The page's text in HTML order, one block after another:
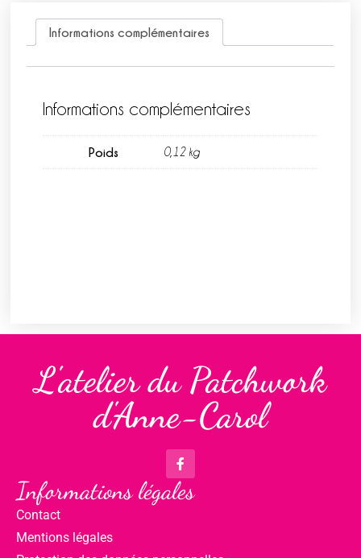
Informations complémentaires
Informations complémentaires
Poids 0,12 kg
L'atelier du Patchwork
d'Anne-Carol
Informations légales
Contact
Mentions légales